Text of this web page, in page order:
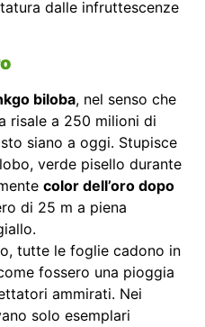
dalle infruttescenze
biloba, nel senso che
risale a 250 milioni di
siano a oggi. Stupisce
verde pisello durante
color dell’oro dopo
di 25 m a piena
tutte le foglie cadono in
fossero una pioggia
ammirati. Nei
solo esemplari